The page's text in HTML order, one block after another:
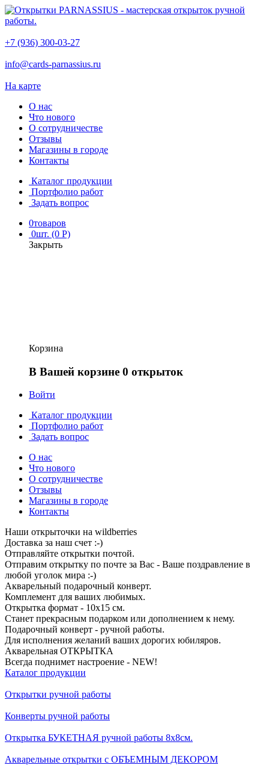
+7 (936) 300-03-27
info@cards-parnassius.ru
На карте
О нас
Что нового
О сотрудничестве
Отзывы
Магазины в городе
Контакты
Каталог продукции
Портфолио работ
Задать вопрос
0товаров
0шт. (0 Р)
Закрыть
Корзина
В Вашей корзине 0 открыток
Войти
Каталог продукции
Портфолио работ
Задать вопрос
О нас
Что нового
О сотрудничестве
Отзывы
Магазины в городе
Контакты
Наши открыточки на wildberries
Доставка за наш счет :-)
Отправляйте открытки почтой.
Отправим открытку по почте за Вас - Ваше поздравление в
любой уголок мира :-)
Акварельный подарочный конверт.
Комплемент для ваших любимых.
Открытка формат - 10х15 см.
Станет прекрасным подарком или дополнением к нему.
Подарочный конверт - ручной работы.
Для исполнения желаний ваших дорогих юбиляров.
Акварельная ОТКРЫТКА
Всегда поднимет настроение - NEW!
Каталог продукции
Открытки ручной работы
Конверты ручной работы
Открытка БУКЕТНАЯ ручной работы 8х8см.
Акварельные открытки с ОБЪЕМНЫМ ДЕКОРОМ